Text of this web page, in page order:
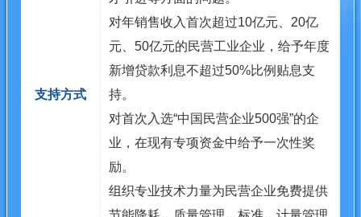
支持方式
对年销售收入首次超过10亿元、20亿
元、50亿元的民营工业企业，给予年度
新增贷款利息不超过50%比例贴息支
持。
对首次入选“中国民营企业500强”的企
业，在现有专项资金中给予一次性奖
励。
组织专业技术力量为民营企业免费提供